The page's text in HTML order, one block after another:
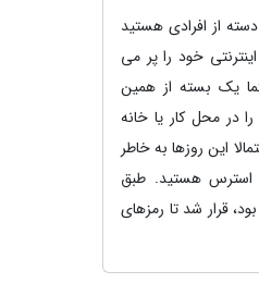
از افرادی هستید
خود را پر می
یک بسته از همین
در محل کار یا خانه
این روزها به خاطر
استرس هستید. طبق
قرار شد تا رمزهای